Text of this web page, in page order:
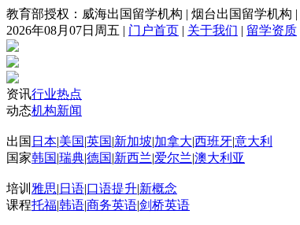
教育部授权：威海出国留学机构 | 烟台出国留学机构 |
2026年08月07日周五 | 门户首页 | 关于我们 | 留学资质
资讯行业热点
动态机构新闻
出国 日本|美国|英国|新加坡|加拿大|西班牙|意大利
国家韩国|瑞典|德国|新西兰|爱尔兰|澳大利亚
培训 雅思| 日语|口语提升|新概念
课程托福|韩语|商务英语|剑桥英语